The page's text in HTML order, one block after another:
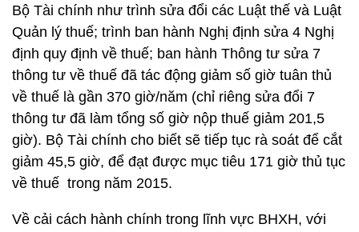
Bộ Tài chính như trình sửa đổi các Luật thế và Luật
Quản lý thuế; trình ban hành Nghị định sửa 4 Nghị
định quy định về thuế; ban hành Thông tư sửa 7
thông tư về thuế đã tác động giảm số giờ tuân thủ
về thuế là gần 370 giờ/năm (chỉ riêng sửa đổi 7
thông tư đã làm tổng số giờ nộp thuế giảm 201,5
giờ). Bộ Tài chính cho biết sẽ tiếp tục rà soát để cắt
giảm 45,5 giờ, để đạt được mục tiêu 171 giờ thủ tục
về thuế trong năm 2015.
Về cải cách hành chính trong lĩnh vực BHXH, với